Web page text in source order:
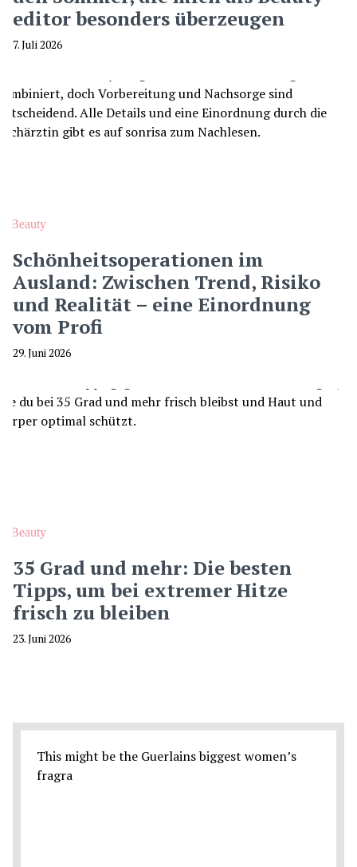
editor besonders überzeugen
7. Juli 2026
Beauty
Schönheitsoperationen im
Ausland: Zwischen Trend, Risiko
und Realität – eine Einordnung
vom Profi
29. Juni 2026
Beauty
35 Grad und mehr: Die besten
Tipps, um bei extremer Hitze
frisch zu bleiben
23. Juni 2026
This might be the Guerlains biggest women’s
fragra